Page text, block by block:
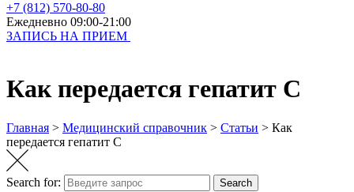
+7 (812) 570-80-80
Ежедневно 09:00-21:00
ЗАПИСЬ НА ПРИЕМ
Как передается гепатит C
Главная > Медицинский справочник > Статьи > Как
передается гепатит C
Search for: Search